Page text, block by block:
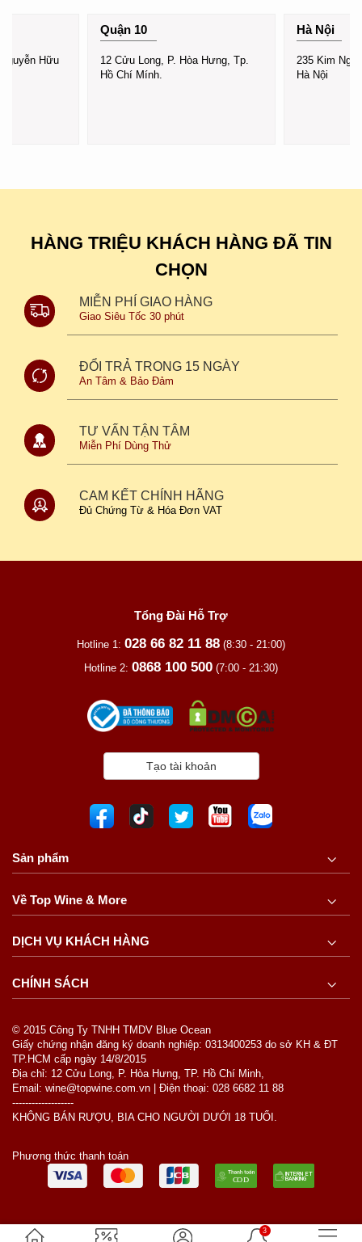
3
Hữu
Quận 10
12 Cửu Long, P. Hòa Hưng, Tp.
Hồ Chí Mính.
Hà Nội
235 Kim
Hà Nội
HÀNG TRIỆU KHÁCH HÀNG ĐÃ TIN
CHỌN
MIỄN PHÍ GIAO HÀNG
Giao Siêu Tốc 30 phút
ĐỔI TRẢ TRONG 15 NGÀY
An Tâm & Bảo Đảm
TƯ VẤN TẬN TÂM
Miễn Phí Dùng Thử
CAM KẾT CHÍNH HÃNG
Đủ Chứng Từ & Hóa Đơn VAT
Sản phẩm
Về Top Wine & More
DỊCH VỤ KHÁCH HÀNG
CHÍNH SÁCH
Tổng Đài Hỗ Trợ
Hotline 1: 028 66 82 11 88 (8:30 - 21:00)
Hotline 2: 0868 100 500 (7:00 - 21:30)
Tạo tài khoản
© 2015 Công Ty TNHH TMDV Blue Ocean
Giấy chứng nhận đăng ký doanh nghiệp: 0313400253 do sở KH & ĐT
TP.HCM cấp ngày 14/8/2015
Địa chỉ: 12 Cửu Long, P. Hòa Hưng, TP. Hồ Chí Minh,
Email: wine@topwine.com.vn | Điện thoại: 028 6682 11 88
-------------------
KHÔNG BÁN RƯỢU, BIA CHO NGƯỜI DƯỚI 18 TUỔI.
Phương thức thanh toán